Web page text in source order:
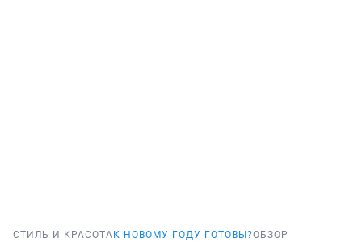
СТИЛЬ И КРАСОТА К НОВОМУ ГОДУ ГОТОВЫ?ОБЗОР